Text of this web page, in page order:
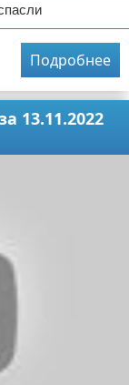
Подробнее
13.11.2022